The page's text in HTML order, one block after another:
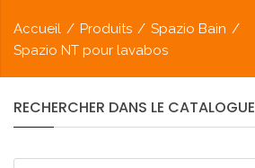
Accueil / Produits / Spazio Bain /
Spazio NT pour lavabos
RECHERCHER DANS LE CATALOGUE